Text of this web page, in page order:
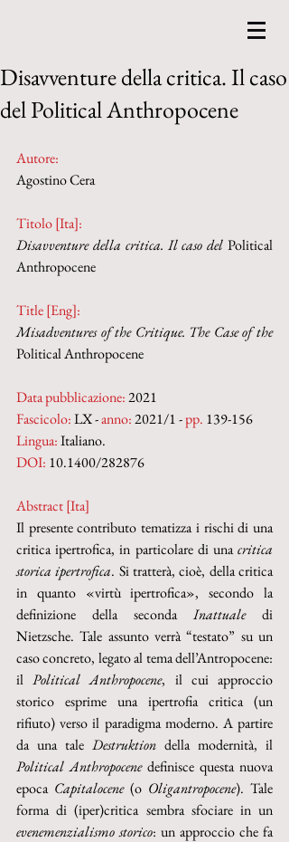
Disavventure della critica. Il caso
del Political Anthropocene
Autore:
Agostino Cera
Titolo [Ita]:
Disavventure della critica. Il caso del Political
Anthropocene
Title [Eng]:
Misadventures of the Critique. The Case of the
Political Anthropocene
Data pubblicazione: 2021
Fascicolo: LX - anno: 2021/1 - pp. 139-156
Lingua: Italiano.
DOI: 10.1400/282876
Abstract [Ita]
Il presente contributo tematizza i rischi di una
critica ipertrofica, in particolare di una critica
storica ipertrofica. Si tratterà, cioè, della critica
in quanto «virtù ipertrofica», secondo la
definizione della seconda Inattuale di
Nietzsche. Tale assunto verrà “testato” su un
caso concreto, legato al tema dell’Antropocene:
il Political Anthropocene, il cui approccio
storico esprime una ipertrofia critica (un
rifiuto) verso il paradigma moderno. A partire
da una tale Destruktion
Political Anthropocene definisce questa nuova
epoca Capitalocene (o Oligantropocene). Tale
evenemenzialismo storico: un approccio che fa